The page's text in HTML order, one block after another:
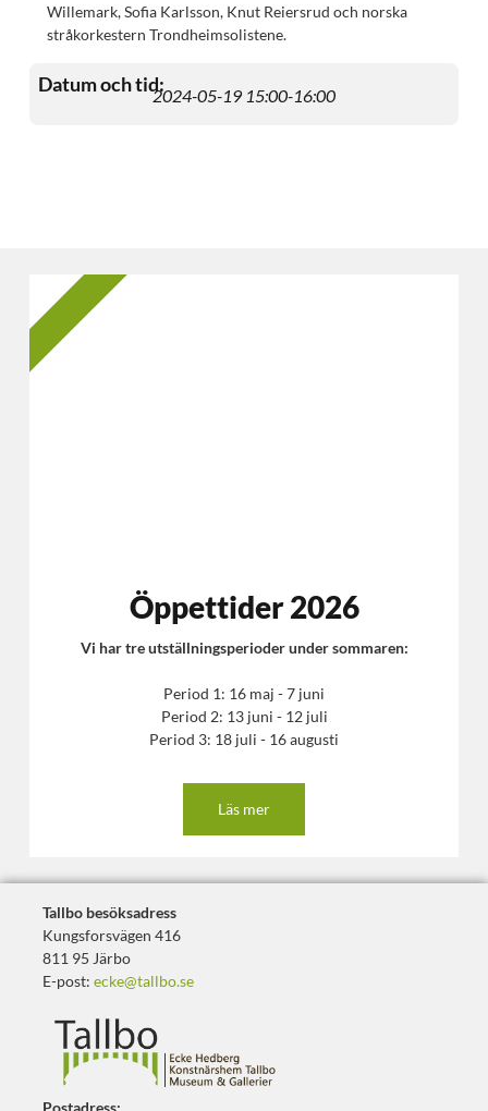
Willemark, Sofia Karlsson, Knut Reiersrud och norska
stråkorkestern Trondheimsolistene.
Datum och tid:2024-05-19 15:00-16:00
Öppettider 2026
Vi har tre utställningsperioder under sommaren:
Period 1: 16 maj - 7 juni
Period 2: 13 juni - 12 juli
Period 3: 18 juli - 16 augusti
Läs mer
2025
Tallbo besöksadress
Kungsforsvägen 416
811 95 Järbo
E-post: ecke@tallbo.se
Postadress: